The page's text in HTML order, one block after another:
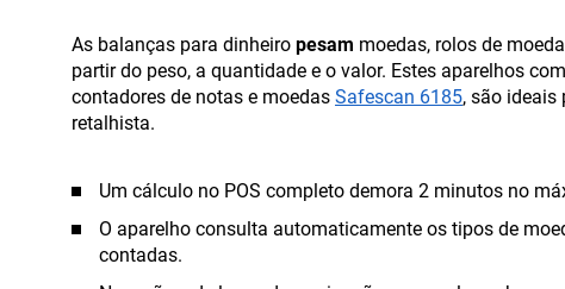
As balanças para dinheiro pesam moedas, rolos de
partir do peso, a quantidade e o valor. Estes aparelhos
contadores de notas e moedas Safescan 6185, são ideais
retalhista.
Um cálculo no POS completo demora 2 minutos no
O aparelho consulta automaticamente os tipos de
contadas.